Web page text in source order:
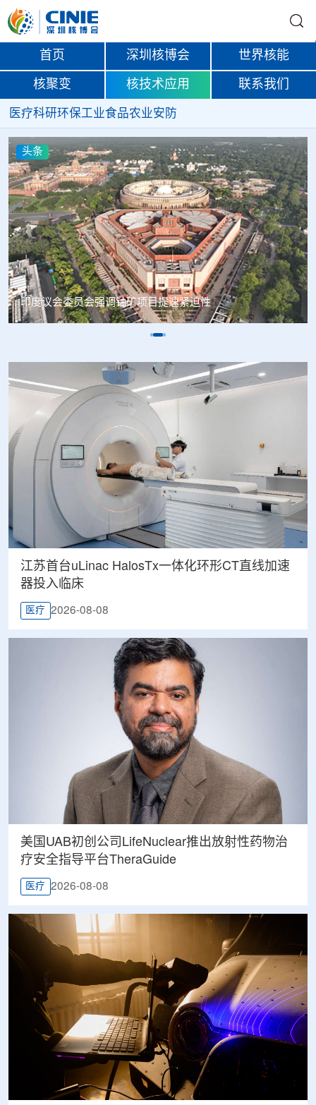
首页 深圳核博会 世界核能
核聚变 核技术应用 联系我们
医疗科研环保工业食品农业安防
头条
中核辐智正式设立 中国同辐持股90%打通核医疗全产业链
江苏首台uLinac HalosTx一体化环形CT直线加速
器投入临床
医疗 2026-08-08
美国UAB初创公司LifeNuclear推出放射性药物治
疗安全指导平台TheraGuide
医疗 2026-08-08